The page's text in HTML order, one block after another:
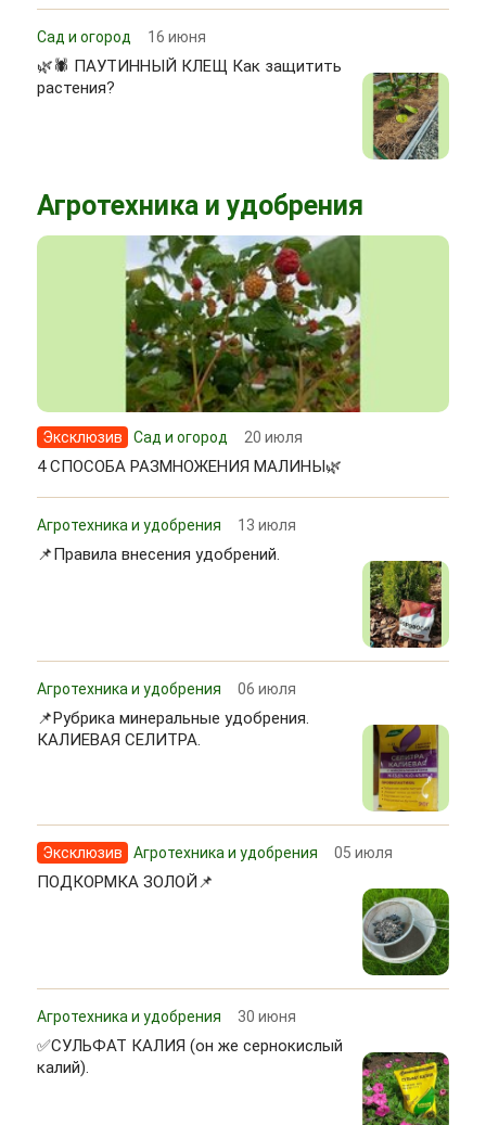
Сад и огород 16 июня
🌿🕷 ПАУТИННЫЙ КЛЕЩ Как защитить
растения?
Агротехника и удобрения
Эксклюзив Сад и огород 20 июля
4 СПОСОБА РАЗМНОЖЕНИЯ МАЛИНЫ🌿
Агротехника и удобрения 13 июля
📌Правила внесения удобрений.
Агротехника и удобрения 06 июля
📌Рубрика минеральные удобрения.
КАЛИЕВАЯ СЕЛИТРА.
Эксклюзив Агротехника и удобрения 05 июля
ПОДКОРМКА ЗОЛОЙ📌
Агротехника и удобрения 30 июня
✅СУЛЬФАТ КАЛИЯ (он же сернокислый
калий).